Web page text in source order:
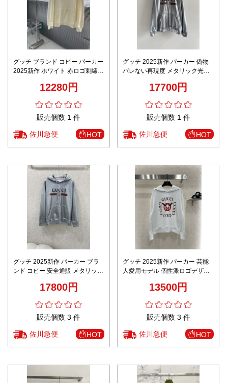
グッチ ブランド コピー パーカー
2025新作 ホワイト 赤ロゴ刺繍
質仕上げ 安心サイト
12280円
販売個数 1 件
佐川急便 HOT
グッチ 2025新作 パーカー 偽物
バレない再現度 メタリック光沢
レビュー高リピ率
17700円
販売個数 1 件
佐川急便 HOT
グッチ 2025新作 パーカー ブラ
ンド コピー 安全通販 メタリック
男女兼用 快適な着心地
17800円
販売個数 3 件
佐川急便 HOT
グッチ 2025新作 パーカー 芸能
人愛用モデル 個性派ロゴデザイ
着心地 レビュー高リピ率
13500円
販売個数 3 件
佐川急便 HOT